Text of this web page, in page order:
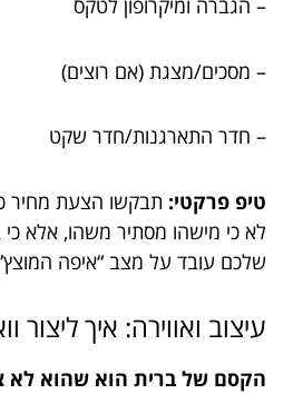
– הגברה ומיקרופון לטקס
– מסכים/מצגת (אם רוצים)
– חדר התארגנות/חדר שקט
טיפ פרקטי: תבקשו הצעת מחיר
לא כי מישהו מסתיר משהו, אלא כי
שלכם עובד על מצב “איפה
עיצוב ואווירה: איך ליצור
הקסם של ברית הוא שהוא לא